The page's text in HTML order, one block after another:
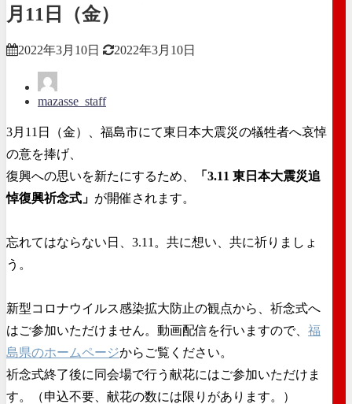
月11日（金）
2022年3月10日 2022年3月10日
mazasse_staff
3月11日（金）、福島市にて東日本大震災の犠牲者へ哀悼
の意を捧げ、
復興への思いを新たにするため、
「3.11 東日本大震災追
悼復興祈念式」 が開催されます。
忘れてはならない日、3.11。共に想い、共に祈りましょ
う。
新型コロナウイルス感染拡大防止の観点から、祈念式へ
はご参加いただけません。動画配信を行いますので、 福
島県のホームページからご覧ください。
祈念式終了後に同会場で行う献花にはご参加いただけま
す。（申込不要、献花の数には限りがあります。）